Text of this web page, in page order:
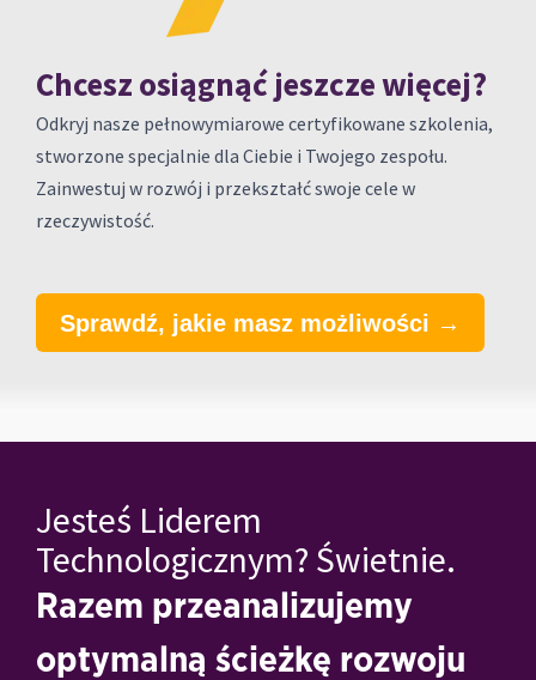
Chcesz osiągnąć jeszcze więcej?
Odkryj nasze pełnowymiarowe certyfikowane szkolenia,
stworzone specjalnie dla Ciebie i Twojego zespołu.
Zainwestuj w rozwój i przekształć swoje cele w
rzeczywistość.
Sprawdź, jakie masz możliwości →
Jesteś Liderem
Technologicznym? Świetnie.
Razem przeanalizujemy
optymalną ścieżkę rozwoju